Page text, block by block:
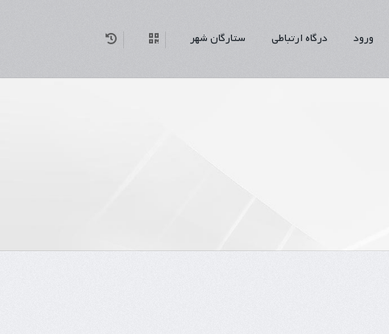
ورود درگاه ارتباطی ستارگان شهر